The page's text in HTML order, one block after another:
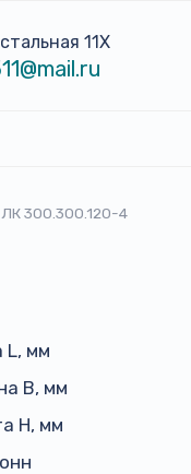
11Х
ЛК 300.300.120-4
L, мм
B, мм
H, мм